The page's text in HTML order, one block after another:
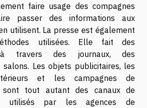
faire usage des compagnes
passer des informations aux
utilisent. La presse est également
utilisées. Elle fait des
à travers des journaux, des
Les objets publicitaires, les
et les campagnes de
sont tout autant des canaux de
utilisés par les agences de